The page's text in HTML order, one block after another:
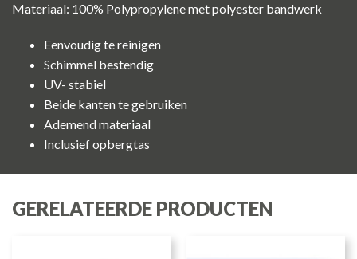
Materiaal: 100% Polypropylene met polyester bandwerk
Eenvoudig te reinigen
Schimmel bestendig
UV- stabiel
Beide kanten te gebruiken
Ademend materiaal
Inclusief opbergtas
GERELATEERDE PRODUCTEN